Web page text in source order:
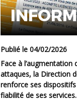
Publié le 04/02/2026
Face à l’augmentation des menaces de cybersécurité et à la sophistication croissante des
attaques, la Direction
renforce ses
fiabilité de ses services.